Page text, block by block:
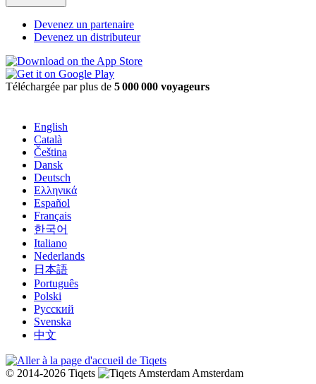
Devenez un partenaire
Devenez un distributeur
Téléchargée par plus de 5 000 000 voyageurs
English
Català
Čeština
Dansk
Deutsch
Ελληνικά
Español
Français
한국어
Italiano
Nederlands
日本語
Português
Polski
Русский
Svenska
中文
© 2014-2026 Tiqets
Amsterdam